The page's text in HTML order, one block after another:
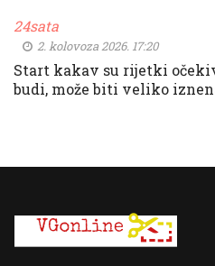
24sata
2. kolovoza 2026. 17:20
Start kakav su rijetki
budi, može biti veliko